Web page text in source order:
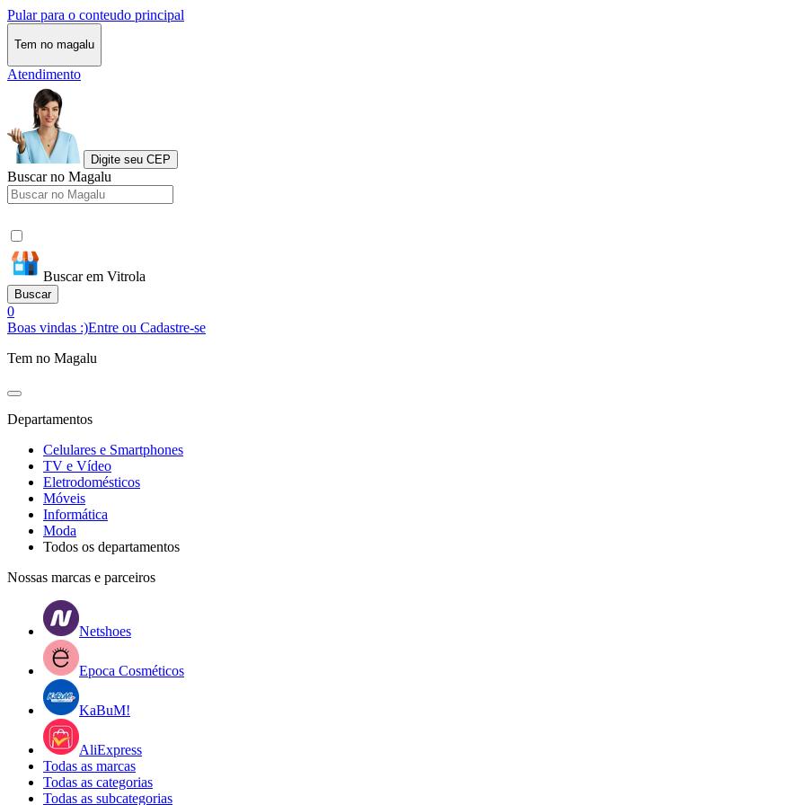
Pular para o conteudo principal
Tem no magalu
Atendimento
Digite seu CEP
Buscar no Magalu
Buscar em Vitrola
Buscar
0
Boas vindas :)Entre ou Cadastre-se
Tem no Magalu
Departamentos
Celulares e Smartphones
TV e Vídeo
Eletrodomésticos
Móveis
Informática
Moda
Todos os departamentos
Nossas marcas e parceiros
Netshoes
Epoca Cosméticos
KaBuM!
AliExpress
Todas as marcas
Todas as categorias
Todas as subcategorias